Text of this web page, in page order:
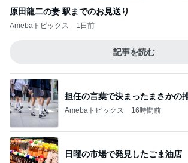
Amebaトピックス 16時間前
日曜の市場で発見したごま油店
Amebaトピックス 12時間前
UNIQLOの楽でキレイめなスカー